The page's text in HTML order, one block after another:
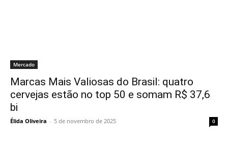
Mercado
Marcas Mais Valiosas do Brasil: quatro
cervejas estão no top 50 e somam R$ 37,6
bi
Élida Oliveira - 5 de novembro de 2025 0